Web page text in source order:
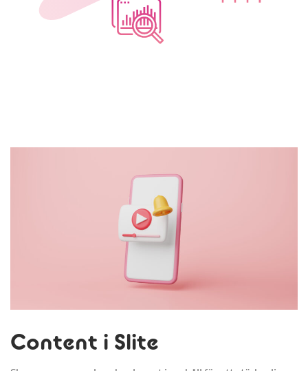
Content i Slite